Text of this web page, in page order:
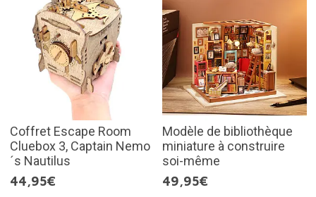
Coffret Escape Room
Cluebox 3, Captain Nemo
´s Nautilus
44,95€
Modèle de bibliothèque
miniature à construire
soi-même
49,95€